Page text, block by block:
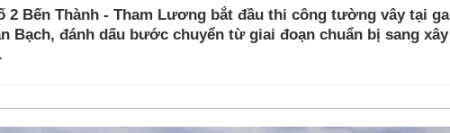
2 Bến Thành - Tham Lương bắt đầu thi công tường vây tại ga
Bạch, đánh dấu bước chuyển từ giai đoạn chuẩn bị sang xây